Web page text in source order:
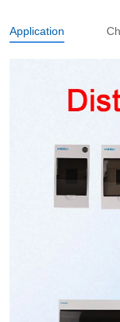
Application